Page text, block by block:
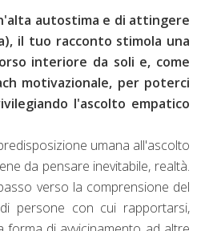
autostima e di attingere
il tuo racconto stimola una
interiore da soli e, come
motivazionale, per poterci
l'ascolto empatico
umana all'ascolto
da pensare inevitabile, realtà.
verso la comprensione del
persone con cui rapportarsi,